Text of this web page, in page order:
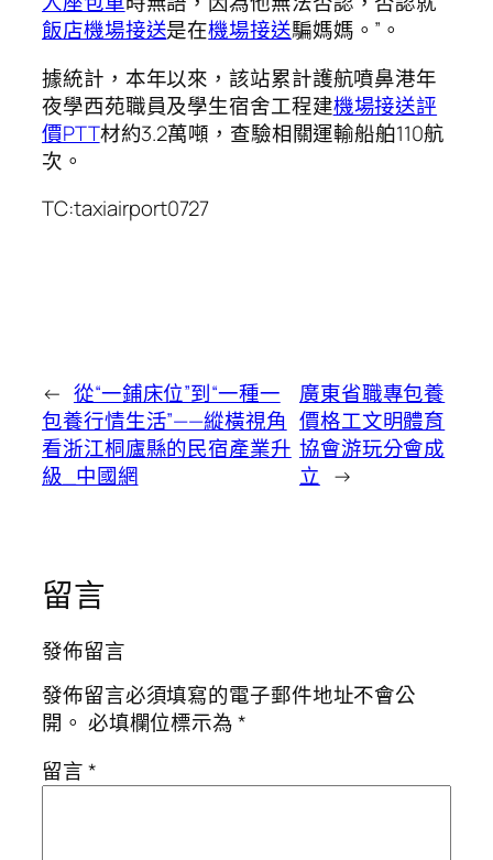
飯店機場接送是在機場接送騙媽媽。”。
據統計，本年以來，該站累計護航噴鼻港年
夜學西苑職員及學生宿舍工程建機場接送評
價PTT材約3.2萬噸，查驗相關運輸船舶110航
次。
TC:taxiairport0727
← 從“一鋪床位”到“一種一
包養行情生活”——縱橫視角
看浙江桐廬縣的民宿產業升
級_中國網
廣東省職專包養
價格工文明體育
協會游玩分會成
立 →
留言
發佈留言
發佈留言必須填寫的電子郵件地址不會公
開。 必填欄位標示為*
留言*